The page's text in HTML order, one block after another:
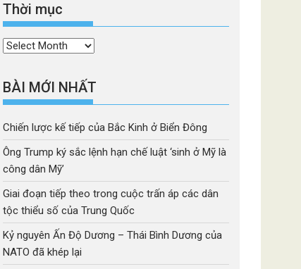
Thời mục
Thời
BÀI MỚI NHẤT
Chiến lược kế tiếp của Bắc Kinh ở Biển Đông
Ông Trump ký sắc lệnh hạn chế luật ‘sinh ở Mỹ là
công dân Mỹ’
Giai đoạn tiếp theo trong cuộc trấn áp các dân
tộc thiểu số của Trung Quốc
Kỷ nguyên Ấn Độ Dương – Thái Bình Dương của
NATO đã khép lại